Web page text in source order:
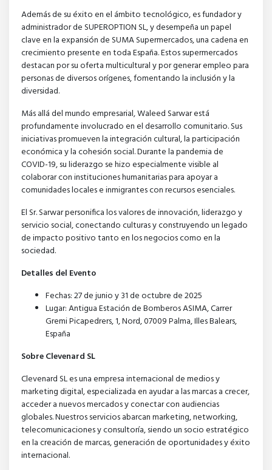
Además de su éxito en el ámbito tecnológico, es fundador y
administrador de SUPEROPTION SL, y desempeña un papel
clave en la expansión de SUMA Supermercados, una cadena en
crecimiento presente en toda España. Estos supermercados
destacan por su oferta multicultural y por generar empleo para
personas de diversos orígenes, fomentando la inclusión y la
diversidad.
Más allá del mundo empresarial, Waleed Sarwar está
profundamente involucrado en el desarrollo comunitario. Sus
iniciativas promueven la integración cultural, la participación
económica y la cohesión social. Durante la pandemia de
COVID-19, su liderazgo se hizo especialmente visible al
colaborar con instituciones humanitarias para apoyar a
comunidades locales e inmigrantes con recursos esenciales.
El Sr. Sarwar personifica los valores de innovación, liderazgo y
servicio social, conectando culturas y construyendo un legado
de impacto positivo tanto en los negocios como en la
sociedad.
Detalles del Evento
Fechas: 27 de junio y 31 de octubre de 2025
Lugar: Antigua Estación de Bomberos ASIMA, Carrer
Gremi Picapedrers, 1, Nord, 07009 Palma, Illes Balears,
España
Sobre Clevenard SL
Clevenard SL es una empresa internacional de medios y
marketing digital, especializada en ayudar a las marcas a crecer,
acceder a nuevos mercados y conectar con audiencias
globales. Nuestros servicios abarcan marketing, networking,
telecomunicaciones y consultoría, siendo un socio estratégico
en la creación de marcas, generación de oportunidades y éxito
internacional.